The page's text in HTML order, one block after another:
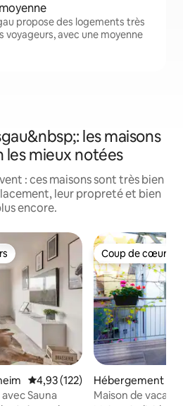
propose des logements très
voyageurs, avec une moyenne
les maisons
les mieux notées
: ces maisons sont très bien
leur propreté et bien
encore.
Évaluation moyenne sur la
4,93 (122)
Sauna
Coup de cœur
Coup de cœur
Hébergement ⋅
m
Maison de